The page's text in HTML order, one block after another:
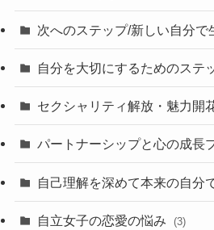
次へのステップ/新しい自分で
自分を大切にするためのステ
セクシャリティ解放・魅力開
パートナーシップと心の成長
自己理解を深めて本来の自分
自立女子の恋愛の悩み (3)